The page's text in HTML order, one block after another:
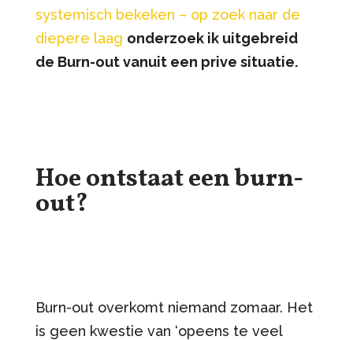
systemisch bekeken – op zoek naar de
diepere laag onderzoek ik uitgebreid
de Burn-out vanuit een prive situatie.
Hoe ontstaat een burn-
out?
Burn-out overkomt niemand zomaar. Het
is geen kwestie van ‘opeens te veel